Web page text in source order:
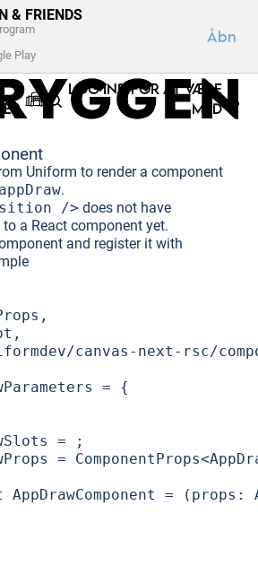
& FRIENDS
Play
Åbn
LOG IND FOR AT VÆRE
MED
Uniform to render a component
appDraw.
/> does not have
a React component yet.
and register it with
canvas-next-rsc/
= {
= ;
=
= (props: